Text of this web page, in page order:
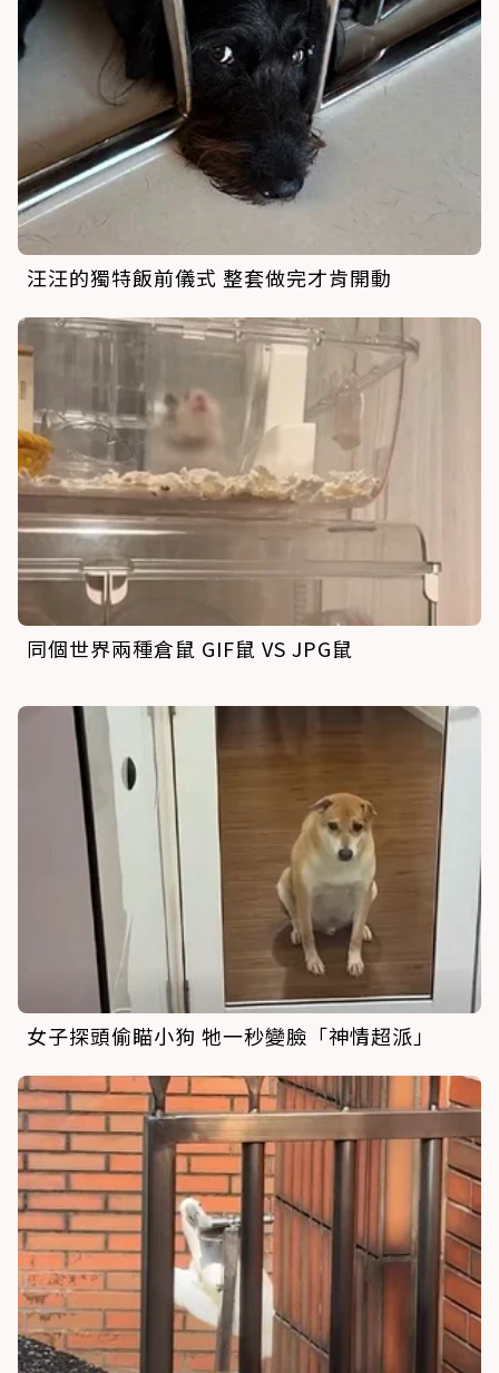
汪汪的獨特飯前儀式 整套做完才肯開動
同個世界兩種倉鼠 GIF鼠 VS JPG鼠
女子探頭偷瞄小狗 牠一秒變臉「神情超派」